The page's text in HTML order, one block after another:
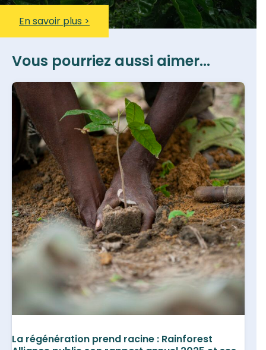
En savoir plus >
Vous pourriez aussi aimer...
La régénération prend racine : Rainforest